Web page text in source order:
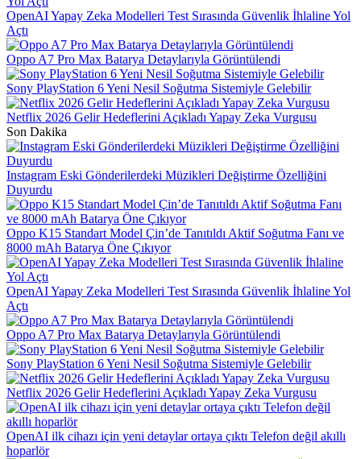
OpenAI Yapay Zeka Modelleri Test Sırasında Güvenlik İhlaline Yol
Açtı
Oppo A7 Pro Max Batarya Detaylarıyla Görüntülendi
Sony PlayStation 6 Yeni Nesil Soğutma Sistemiyle Gelebilir
Netflix 2026 Gelir Hedeflerini Açıkladı Yapay Zeka Vurgusu
Son Dakika
Instagram Eski Gönderilerdeki Müzikleri Değiştirme Özelliğini
Duyurdu
Oppo K15 Standart Model Çin’de Tanıtıldı Aktif Soğutma Fanı ve
8000 mAh Batarya Öne Çıkıyor
OpenAI Yapay Zeka Modelleri Test Sırasında Güvenlik İhlaline Yol
Açtı
Oppo A7 Pro Max Batarya Detaylarıyla Görüntülendi
Sony PlayStation 6 Yeni Nesil Soğutma Sistemiyle Gelebilir
Netflix 2026 Gelir Hedeflerini Açıkladı Yapay Zeka Vurgusu
OpenAI ilk cihazı için yeni detaylar ortaya çıktı Telefon değil akıllı
hoparlör